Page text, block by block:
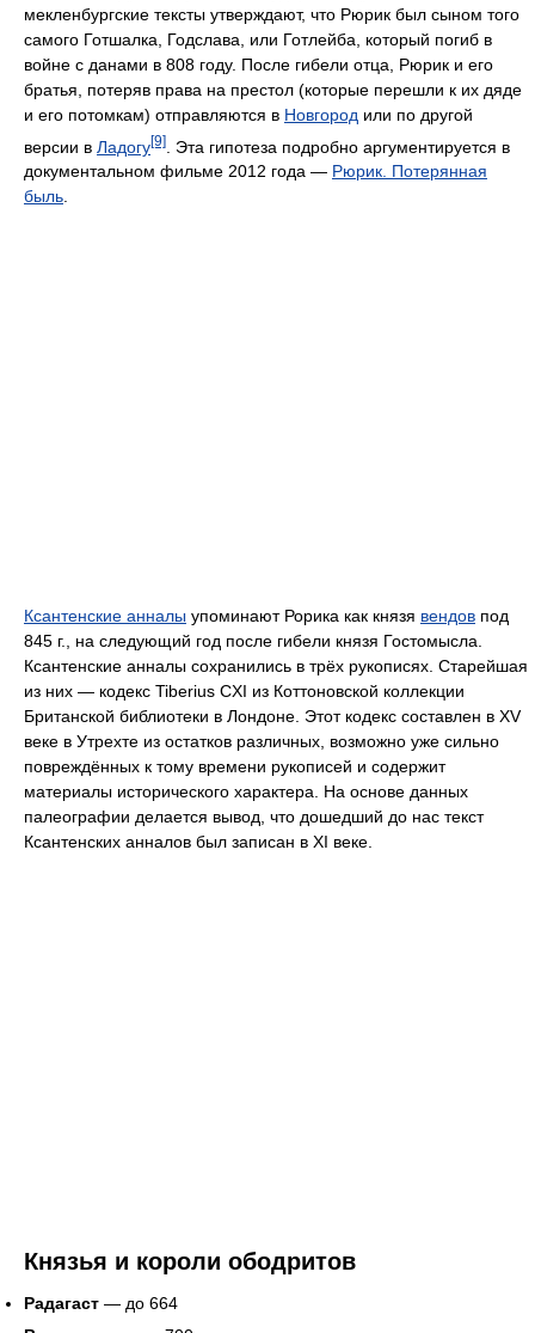
мекленбургские тексты утверждают, что Рюрик был сыном того
самого Готшалка, Годслава, или Готлейба, который погиб в
войне с данами в 808 году. После гибели отца, Рюрик и его
братья, потеряв права на престол (которые перешли к их дяде
и его потомкам) отправляются в Новгород или по другой
версии в Ладогу[9]
. Эта гипотеза подробно аргументируется в
документальном фильме 2012 года — Рюрик. Потерянная
быль.
Ксантенские анналы упоминают Рорика как князя вендов под
845 г., на следующий год после гибели князя Гостомысла.
Ксантенские анналы сохранились в трёх рукописях. Старейшая
из них — кодекс Tiberius CXI из Коттоновской коллекции
Британской библиотеки в Лондоне. Этот кодекс составлен в XV
веке в Утрехте из остатков различных, возможно уже сильно
повреждённых к тому времени рукописей и содержит
материалы исторического характера. На основе данных
палеографии делается вывод, что дошедший до нас текст
Ксантенских анналов был записан в XI веке.
Князья и короли ободритов
Радагаст — до 664